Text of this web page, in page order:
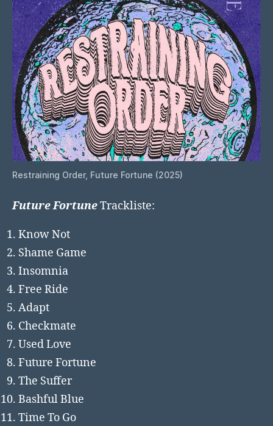
Restraining Order, Future Fortune (2025)
Future FortuneTrackliste:
Know Not
Shame Game
Insomnia
Free Ride
Adapt
Checkmate
Used Love
Future Fortune
The Suffer
Bashful Blue
Time To Go